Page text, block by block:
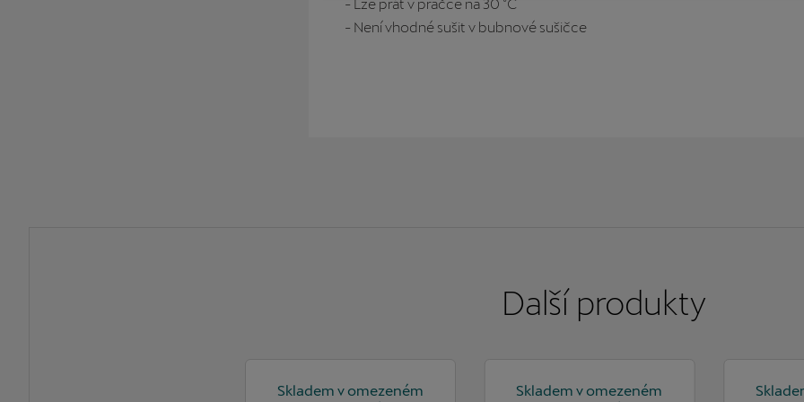
- Není vhodné sušit v bubnové sušičce
Dalšíprodukty
Skladem v omezeném
Skladem v omezeném